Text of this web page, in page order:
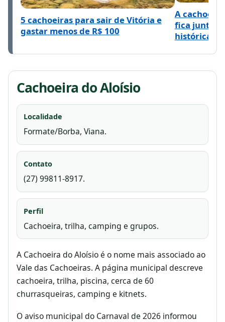
5 cachoeiras para sair de Vitória e
gastar menos de R$ 100
A
fica junto a
histórica
Cachoeira do Aloísio
Localidade
Formate/Borba, Viana.
Contato
(27) 99811-8917.
Perfil
Cachoeira, trilha, camping e grupos.
A Cachoeira do Aloísio é o nome mais associado ao
Vale das Cachoeiras. A página municipal descreve
cachoeira, trilha, piscina, cerca de 60
churrasqueiras, camping e kitnets.
O aviso municipal do Carnaval de 2026 informou